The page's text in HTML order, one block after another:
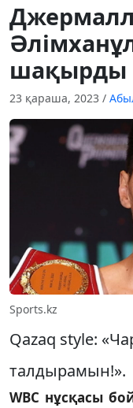
шақырды
23 қараша, 2023 /
Sports.kz
Qazaq style:
талдырамын!».
WBC нұсқасы